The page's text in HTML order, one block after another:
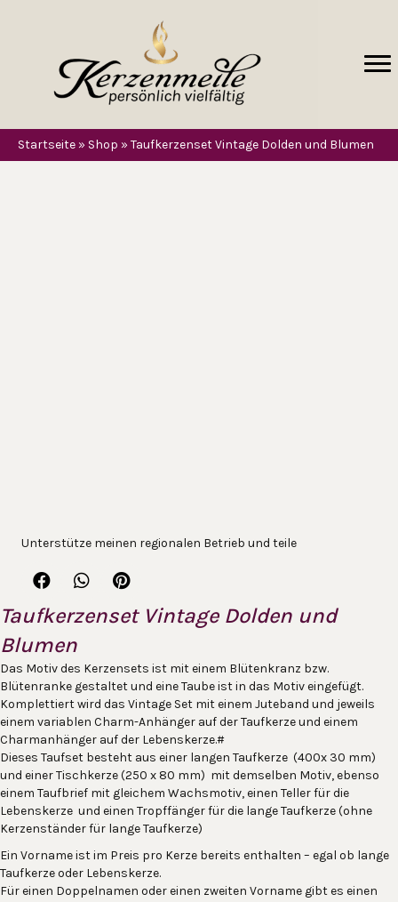
Startseite » Shop » Taufkerzenset Vintage Dolden und Blumen
Unterstütze meinen regionalen Betrieb und teile
Taufkerzenset Vintage Dolden und
Blumen
Das Motiv des Kerzensets ist mit einem Blütenkranz bzw.
Blütenranke gestaltet und eine Taube ist in das Motiv eingefügt.
Komplettiert wird das Vintage Set mit einem Juteband und jeweils
einem variablen Charm-Anhänger auf der Taufkerze und einem
Charmanhänger auf der Lebenskerze.#
Dieses Taufset besteht aus einer langen Taufkerze (400x 30 mm)
und einer Tischkerze (250 x 80 mm) mit demselben Motiv, ebenso
einem Taufbrief mit gleichem Wachsmotiv, einen Teller für die
Lebenskerze und einen Tropffänger für die lange Taufkerze (ohne
Kerzenständer für lange Taufkerze)
Ein Vorname ist im Preis pro Kerze bereits enthalten – egal ob lange
Taufkerze oder Lebenskerze.
Für einen Doppelnamen oder einen zweiten Vorname gibt es einen